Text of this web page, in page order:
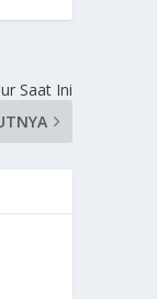
Saat Ini